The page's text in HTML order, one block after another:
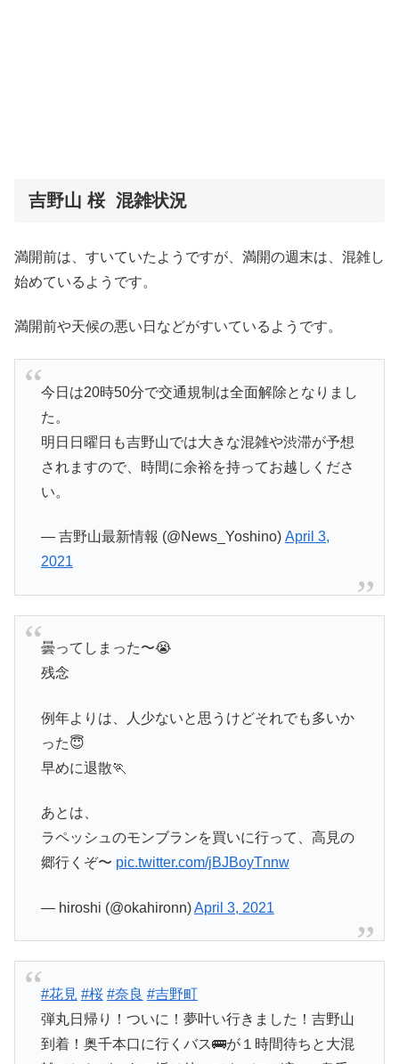
吉野山 桜 混雑状況
満開前は、すいていたようですが、満開の週末は、混雑し
始めているようです。
満開前や天候の悪い日などがすいているようです。
今日は20時50分で交通規制は全面解除となりまし
た。
明日日曜日も吉野山では大きな混雑や渋滞が予想
されますので、時間に余裕を持ってお越しくださ
い。
— 吉野山最新情報 (@News_Yoshino) April 3,
2021
曇ってしまった〜😭
残念
例年よりは、人少ないと思うけどそれでも多いか
った😇
早めに退散🏃
あとは、
ラペッシュのモンブランを買いに行って、高見の
郷行くぞ〜 pic.twitter.com/jBJBoyTnnw
— hiroshi (@okahironn)April 3, 2021
#花見 #桜 #奈良 #吉野町
弾丸日帰り！ついに！夢叶い行きました！吉野山
到着！奥千本口に行くバス🚌が１時間待ちと大混